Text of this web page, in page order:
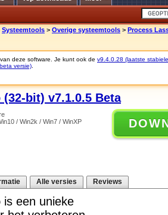
Systeemtools > Overige systeemtools > Process
deze software. Je kunt ook de v9.4.0.28 (laatste
versie)
bit) v7.1.0.5 Beta
/ Win2k / Win7 / WinXP
Alle versies Reviews
is een unieke